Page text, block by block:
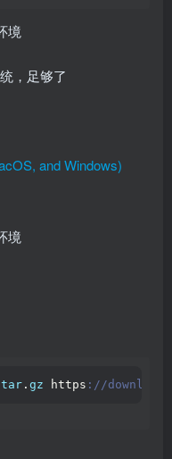
，足够了
and Windows)
tar. gz https ://